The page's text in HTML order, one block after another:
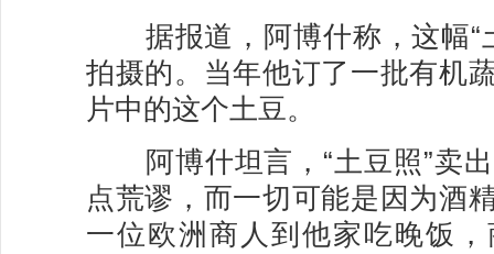
据报道，阿博什称，这幅“
拍摄的。当年他订了一批有机
片中的这个土豆。
阿博什坦言，“土豆照”卖出
点荒谬，而一切可能是因为酒
一位欧洲商人到他家吃晚饭